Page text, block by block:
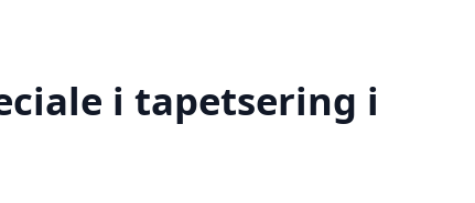
i tapetsering i